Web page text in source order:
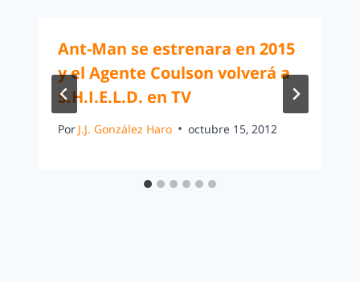
Ant-Man se estrenara en 2015
y el Agente Coulson volverá a
S.H.I.E.L.D. en TV
Por J.J. González Haro octubre 15, 2012